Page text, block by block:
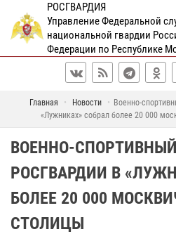
РОСГВАРДИЯ
Управление Федеральной
национальной гвардии
Федерации по Республике
Главная Новости
Военно-
«Лужниках» собрал более 20 000
ВОЕННО-
РОСГВАРДИИ В
БОЛЕЕ 20 000
СТОЛИЦЫ